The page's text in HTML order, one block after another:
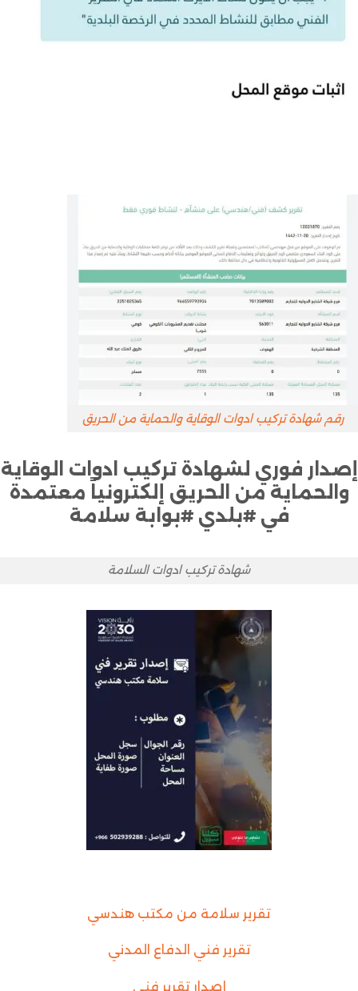
رقم شهادة تركيب ادوات الوقاية والحماية من الحريق
إصدار فوري لشهادة تركيب ادوات الوقاية
والحماية من الحريق إلكترونياً معتمدة
في #بلدي #بوابة سلامة
شهادة تركيب ادوات السلامة
تقرير سلامة من مكتب هندسي
تقرير فني الدفاع المدني
إصدار تقرير فني